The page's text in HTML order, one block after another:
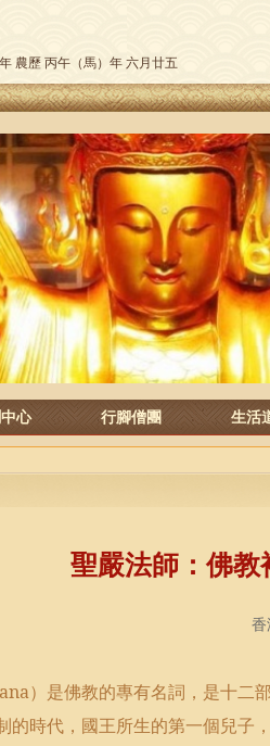
農歷 丙午（馬）年 六月廿五
心 行腳僧團 生活
聖嚴法師：佛教
香
）是佛教的專有名詞，是十二
的時代，國王所生的第一個兒子